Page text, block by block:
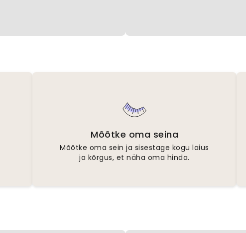
Mõõtke oma seina
Mõõtke oma sein ja sisestage kogu laius
ja kõrgus, et näha oma hinda.